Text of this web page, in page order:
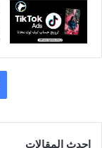
احدث المقالات